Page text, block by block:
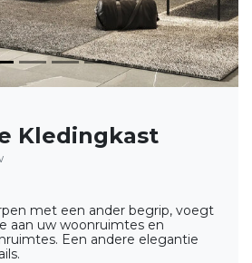
Kledingkast
met een ander begrip, voegt
aan uw woonruimtes en
Een andere elegantie